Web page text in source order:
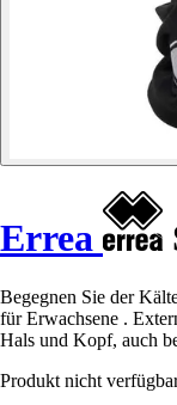
Errea
Begegnen Sie der
für Erwachsene .
Hals und Kopf, auch
Produkt nicht